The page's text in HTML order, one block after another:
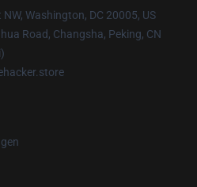
NW, Washington, DC 20005, US
Road, Changsha, Peking, CN